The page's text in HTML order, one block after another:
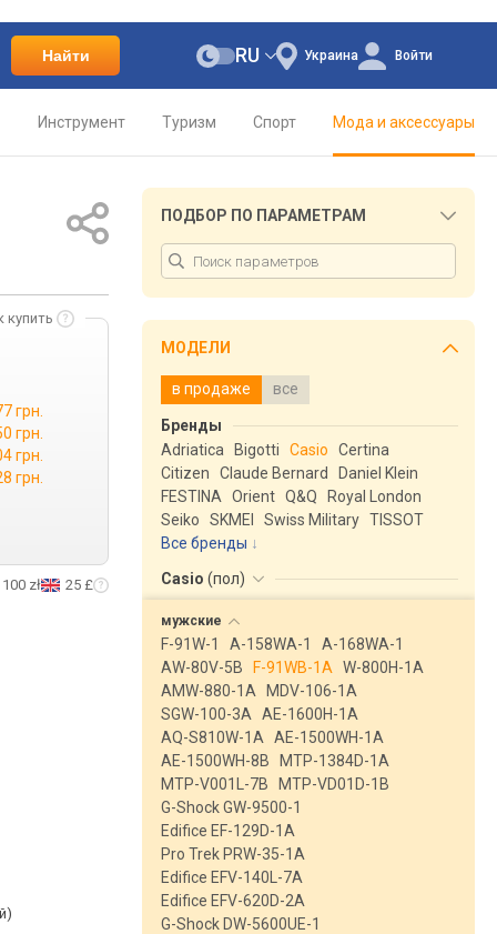
Найти Украина
RU Войти
Инструмент Туризм Спорт Мода и аксессуары
купить
грн.
грн.
грн.
грн.
100 zł 25 £
ПОДБОР ПО ПАРАМЕТРАМ
МОДЕЛИ
в продаже все
Бренды
Adriatica
Bigotti Casio
Certina
Citizen
Claude Bernard
Daniel Klein
FESTINA
Orient Q&Q
Royal London
Seiko
SKMEI Swiss Military TISSOT
Все бренды
Casio (пол)
мужские
F-91W-1 A-158WA-1
A-168WA-1
AW-80V-5B
F-91WB-1A
W-800H-1A
AMW-880-1A
MDV-106-1A
SGW-100-3A
AE-1600H-1A
AQ-S810W-1A
AE-1500WH-1A
AE-1500WH-8B
MTP-1384D-1A
MTP-V001L-7B
MTP-VD01D-1B
G-Shock GW-9500-1
Edifice EF-129D-1A
Pro Trek PRW-35-1A
Edifice EFV-140L-7A
Edifice EFV-620D-2A
G-Shock DW-5600UE-1